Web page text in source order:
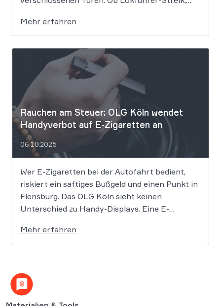
Flughafen – wenn nichts mehr geht, stellt sich
die alles entscheidende Frage: Wer zahlt
eigentlich […]
Mehr erfahren
Rauchen am Steuer: OLG Köln wendet
Handyverbot auf E-Zigaretten an
06.10.2025
Wer E-Zigaretten bei der Autofahrt bedient,
riskiert ein saftiges Bußgeld und einen Punkt in
Flensburg. Das OLG Köln sieht keinen
Unterschied zu Handy-Displays. Eine E-
Autofahrt zu bedienen, verstößt gegen das
Handyverbot des § 23 Abs. 1a
Mehr erfahren